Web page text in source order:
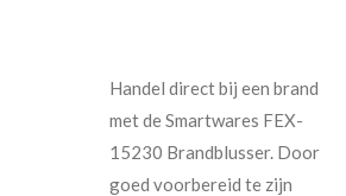
Handel direct bij een brand
met de Smartwares FEX-
15230 Brandblusser. Door
goed voorbereid te zijn